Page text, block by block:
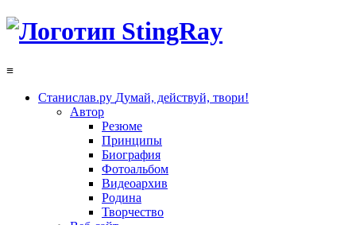
≡
Станислав.ру Думай, действуй, твори!
Автор
Резюме
Принципы
Биография
Фотоальбом
Видеоархив
Родина
Творчество